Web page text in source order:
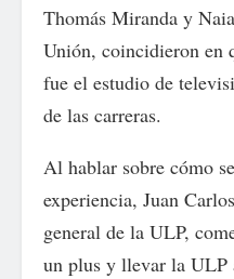
Thomás Miranda y
Unión, coincidieron en
fue el estudio de
de las carreras.
Al hablar sobre cómo
experiencia, Juan
general de la ULP,
un plus y llevar la ULP